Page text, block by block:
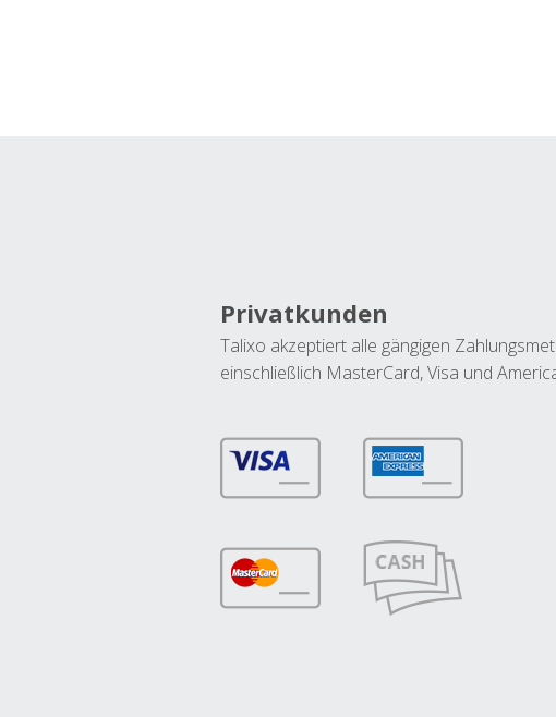
Privatkunden
Talixo akzeptiert alle gängigen
einschließlich MasterCard, Visa und